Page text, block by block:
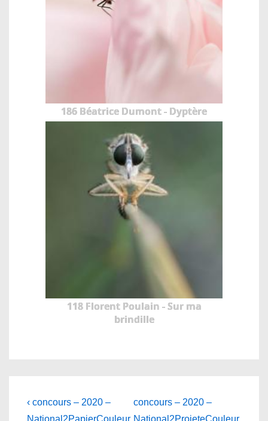
186 Béatrice Dumont - Dyptère
118 Florent Poulain - Sur ma
brindille
Navigation
Previous
Post
‹ concours – 2020 –
National2PapierCouleur
Next
Post
concours – 2020 –
National2ProjeteCouleur